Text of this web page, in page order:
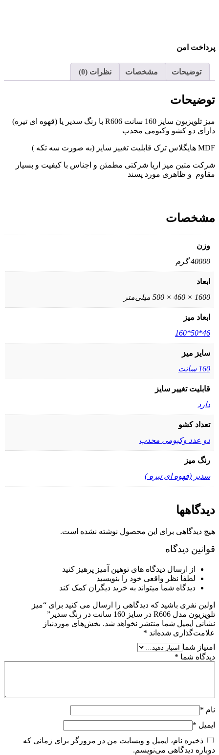
پرداخت امن
توضیحات مشخصات نظرات (0)
توضیحات
میز تلویزیون سایز 160 سانت R606 با رنگ سدیر یا (قهوه ای تیره)
دارای دو کشو وکیومی محدب
MDF هایگلاس ترک قابلیت تغییز سایز (به صورت سه تکه )
شرکت متین میز اریا شرکتی مطمئن و اجناس با کیفیت و بسیار
مقاوم و ظاهری مورد پسند
مشخصات
وزن
40000 گرم
ابعاد
1600 × 460 × 500 میلی‌متر
ابعاد میز
46*50*160
سایز میز
160 سانت
قابلیت تغییر سایز
دارد
تعداد کشو
دو عدد وکیومی محدب
رنگ میز
سدیر (قهوه ای تیره )
دیدگاهها
هیچ دیدگاهی برای این محصول نوشته نشده است.
قوانین دیدگاه
از ارسال دیدگاه های توهین آمیز پرهیز کنید
لطفا نظر واقعی خود را بنویسید
دیدگاه شما میتواند به خرید دیگران کمک کند
اولین نفری باشید که دیدگاهی را ارسال می کنید برای “میز
تلویزیون مدل R606 در سایز 160 سانت در رنگ سدیر”
نشانی ایمیل شما منتشر نخواهد شد. بخش‌های موردنیاز
علامت‌گذاری شده‌اند *
امتیاز شما
دیدگاه شما *
نام *
ایمیل *
ذخیره نام، ایمیل و وبسایت من در مرورگر برای زمانی که
دوباره دیدگاهی می‌نویسم.